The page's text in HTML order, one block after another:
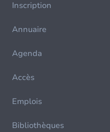
Inscription
Annuaire
Agenda
Accès
Emplois
Bibliothèques